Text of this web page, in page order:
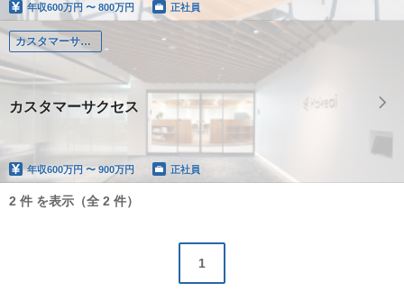
年収600万円 〜 800万円 正社員
カスタマーサクセス
カスタマーサクセス
年収600万円 〜 900万円 正社員
2 件 を表示（全 2 件）
1